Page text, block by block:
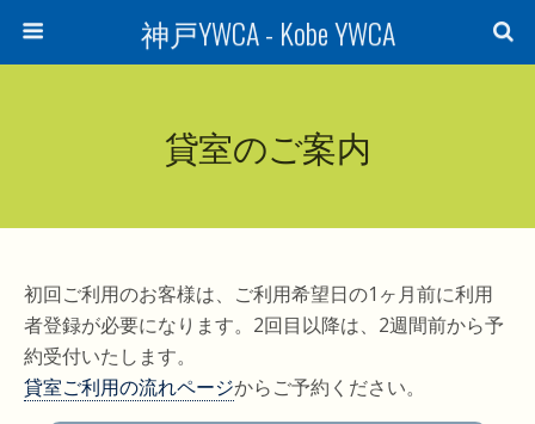
神戸YWCA - Kobe YWCA
貸室のご案内
初回ご利用のお客様は、ご利用希望日の1ヶ月前に利用
者登録が必要になります。2回目以降は、2週間前から予
約受付いたします。
貸室ご利用の流れページからご予約ください。